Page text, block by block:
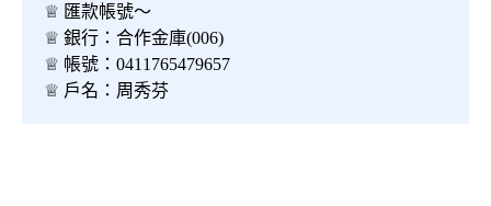
♕ 匯款帳號〜
♕ 銀行：合作金庫(006)
♕ 帳號：0411765479657
♕ 戶名：周秀芬